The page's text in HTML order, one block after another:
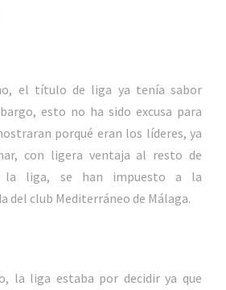
el título de liga ya tenía sabor
esto no ha sido excusa para
porqué eran los líderes, ya
con ligera ventaja al resto de
la liga, se han impuesto a la
del club Mediterráneo de Málaga.
la liga estaba por decidir ya que